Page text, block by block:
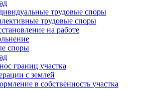
трудовые споры
трудовые споры
на работе
споры
границ участка
с землей
в собственность участка